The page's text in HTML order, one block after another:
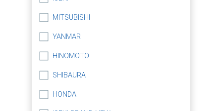
MITSUBISHI
YANMAR
HINOMOTO
SHIBAURA
HONDA